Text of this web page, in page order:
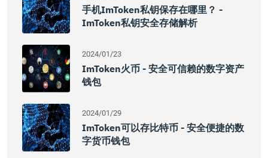
手机imToken私钥保存在哪里？ -
ImToken私钥安全存储解析
2024/01/23
ImToken火币 - 安全可信赖的数字资产
钱包
2024/01/29
ImToken可以存比特币 - 安全便捷的数
字货币钱包